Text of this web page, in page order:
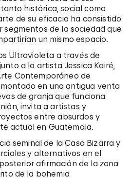
histórica, social como
de su eficacia ha consistido
segmentos de la sociedad que
un mismo espacio.
Ultravioleta a través de
a la artista Jessica Kairé,
Contemporáneo de
en una antigua venta
de granja que funciona
invita a artistas y
entre absurdos y
actual en Guatemala.
seminal de la Casa Bizarra y
y alternativos en el
afirmación de la zona
de la bohemia